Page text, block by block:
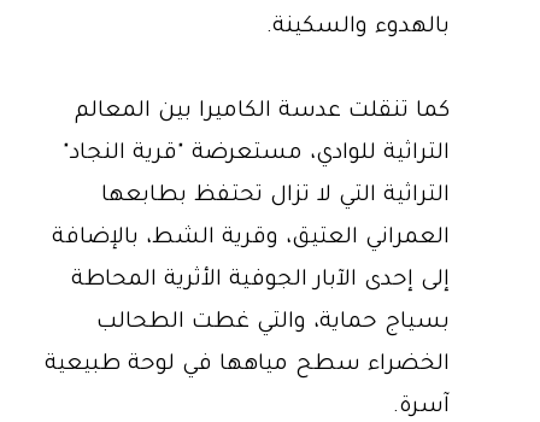
بالهدوء والسكينة.
كما تنقلت عدسة الكاميرا بين المعالم
التراثية للوادي، مستعرضة "قرية النجاد"
التراثية التي لا تزال تحتفظ بطابعها
العمراني العتيق، وقرية الشط، بالإضافة
إلى إحدى الآبار الجوفية الأثرية المحاطة
بسياج حماية، والتي غطت الطحالب
الخضراء سطح مياهها في لوحة طبيعية
آسرة.